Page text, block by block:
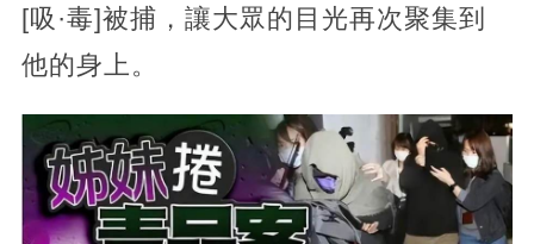
[吸·毒]被捕，讓大眾的目光再次聚集到
他的身上。